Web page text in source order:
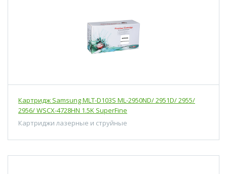
Картридж Samsung MLT-D103S ML-2950ND/ 2951D/ 2955/
2956/ WSCX-4728HN 1.5K SuperFine
Картриджи лазерные и струйные